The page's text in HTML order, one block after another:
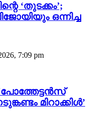
‘തുടക്കം’;
ഒന്നിച്ച
7:09 pm
മിറാക്കിൾ’